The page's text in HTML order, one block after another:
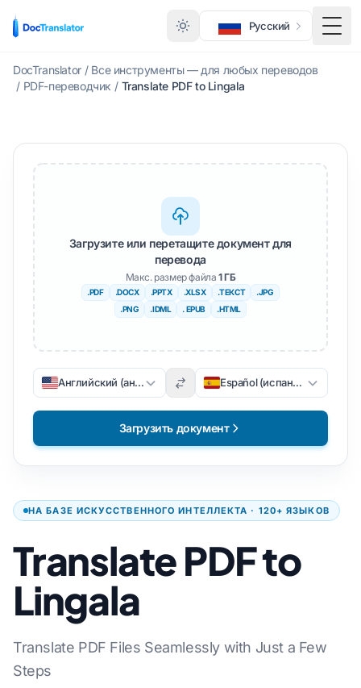
Русский
DocTranslator / Все инструменты — для любых переводов
/ PDF-переводчик / Translate PDF to Lingala
НА БАЗЕ ИСКУССТВЕННОГО ИНТЕЛЛЕКТА · 120+ ЯЗЫКОВ
Translate PDF to
Lingala
Translate PDF Files Seamlessly with Just a Few
Steps
Загрузите или перетащите документ для
перевода
Макс. размер файла 1 ГБ
.PDF .DOCX .PPTX .XLSX .ТЕКСТ
.JPG
.PNG
.IDML . EPUB .HTML
Английский (английский) Español (испанский)
Загрузить документ